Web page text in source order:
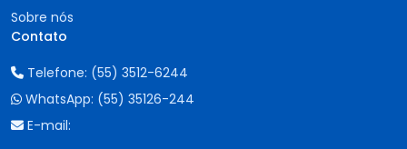
Sobre nós
Contato
Telefone: (55) 3512-6244
WhatsApp: (55) 35126-244
E-mail: